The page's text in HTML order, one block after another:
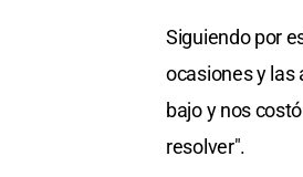
Siguiendo por
ocasiones y las
bajo y nos
resolver".